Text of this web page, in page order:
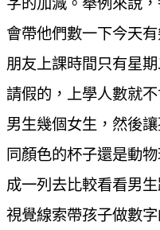
字的加減。舉例來說
會帶他們數一下今天
朋友上課時間只有星
請假的，上學人數就
男生幾個女生，然後
同顏色的杯子還是動
成一列去比較看看男
視覺線索帶孩子做數